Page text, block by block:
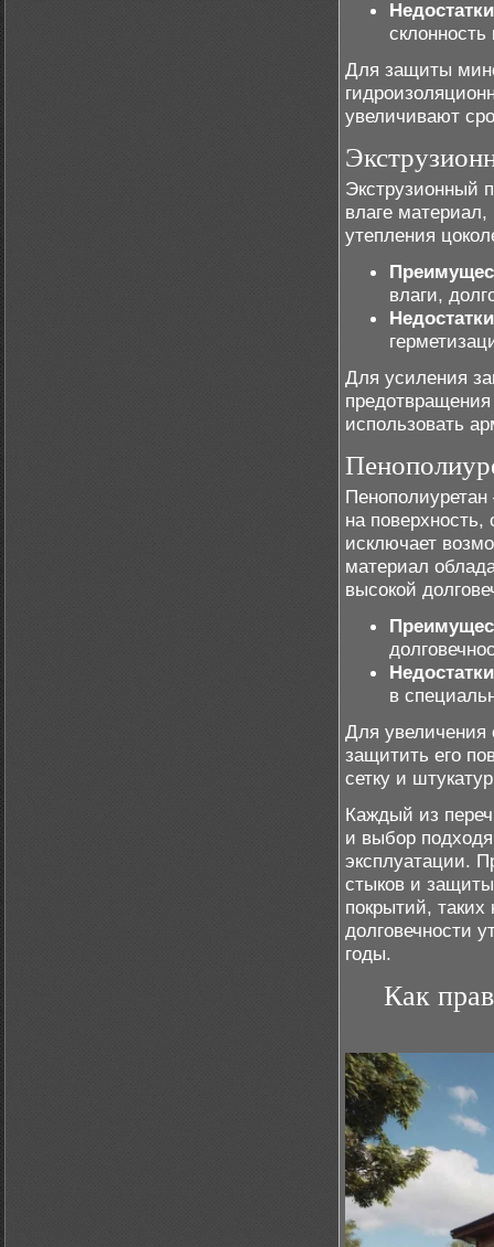
Для защиты
увеличивают
Экструзионный
влаге
утепления
влаги,
Для усиления
использовать
на
исключает
материал
высокой
в
Для увеличения
защитить его
сетку и
Каждый из
и выбор
эксплуатации.
стыков и
покрытий, таких
долговечности
годы.
Как